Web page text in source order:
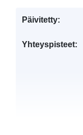
Päivitetty:
Yhteyspisteet: